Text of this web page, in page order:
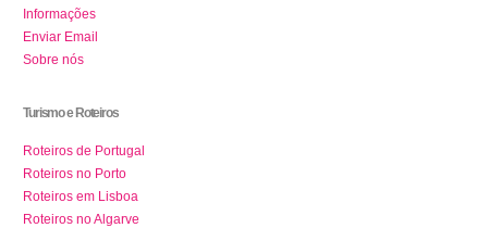
Informações
Enviar Email
Sobre nós
Turismo e Roteiros
Roteiros de Portugal
Roteiros no Porto
Roteiros em Lisboa
Roteiros no Algarve